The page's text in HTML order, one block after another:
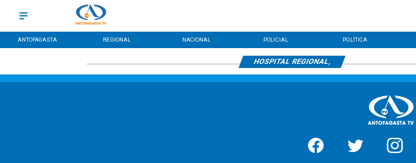
ANTOFAGASTA REGIONAL NACIONAL POLICIAL POLÍTICA
HOSPITAL REGIONAL,